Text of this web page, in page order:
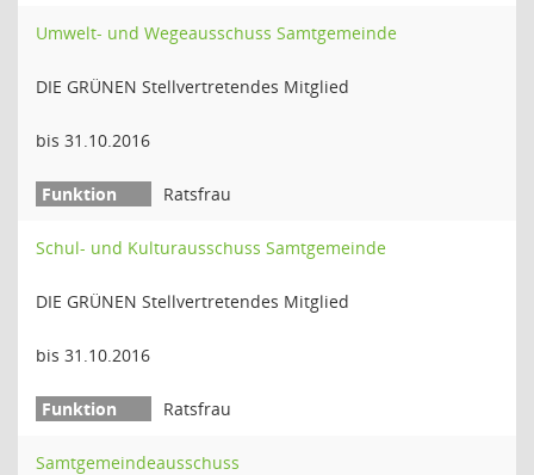
Umwelt- und Wegeausschuss Samtgemeinde
DIE GRÜNEN Stellvertretendes Mitglied
bis 31.10.2016
Ratsfrau
Schul- und Kulturausschuss Samtgemeinde
DIE GRÜNEN Stellvertretendes Mitglied
bis 31.10.2016
Ratsfrau
Samtgemeindeausschuss